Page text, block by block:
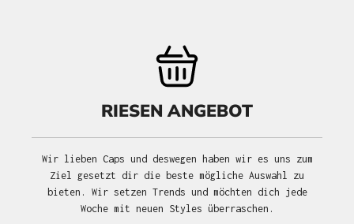
RIESEN ANGEBOT
Wir lieben Caps und deswegen haben wir es uns zum
Ziel gesetzt dir die beste mögliche Auswahl zu
bieten. Wir setzen Trends und möchten dich jede
Woche mit neuen Styles überraschen.